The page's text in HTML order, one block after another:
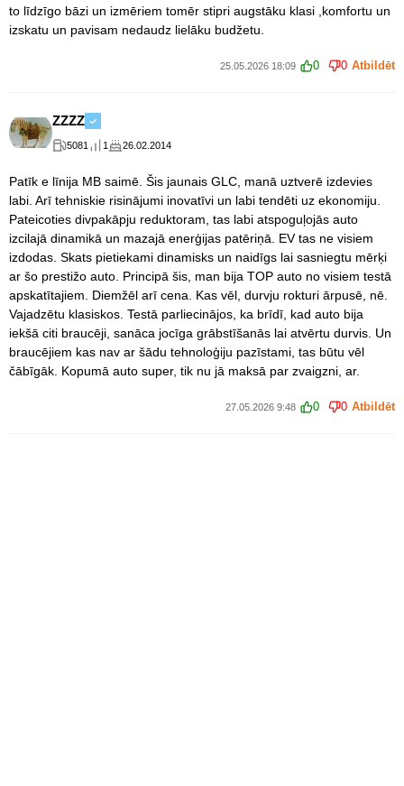
to līdzīgo bāzi un izmēriem tomēr stipri augstāku klasi ,komfortu un
izskatu un pavisam nedaudz lielāku budžetu.
25.05.2026 18:09 0 0 Atbildēt
ZZZZ
5081 1 26.02.2014
Patīk e līnija MB saimē. Šis jaunais GLC, manā uztverē izdevies
labi. Arī tehniskie risinājumi inovatīvi un labi tendēti uz ekonomiju.
Pateicoties divpakāpju reduktoram, tas labi atspoguļojās auto
izcilajā dinamikā un mazajā enerģijas patēriņā. EV tas ne visiem
izdodas. Skats pietiekami dinamisks un naidīgs lai sasniegtu mērķi
ar šo prestižo auto. Principā šis, man bija TOP auto no visiem testā
apskatītajiem. Diemžēl arī cena. Kas vēl, durvju rokturi ārpusē, nē.
Vajadzētu klasiskos. Testā parliecinājos, ka brīdī, kad auto bija
iekšā citi braucēji, sanāca jocīga grābstīšanās lai atvērtu durvis. Un
braucējiem kas nav ar šādu tehnoloģiju pazīstami, tas būtu vēl
čābīgāk. Kopumā auto super, tik nu jā maksā par zvaigzni, ar.
27.05.2026 9:48 0 0 Atbildēt